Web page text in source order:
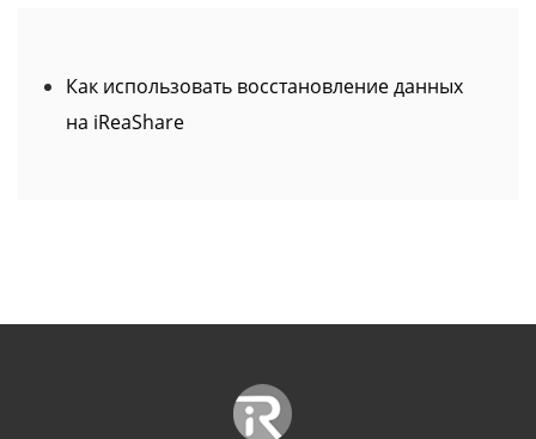
Как использовать восстановление данных
на iReaShare